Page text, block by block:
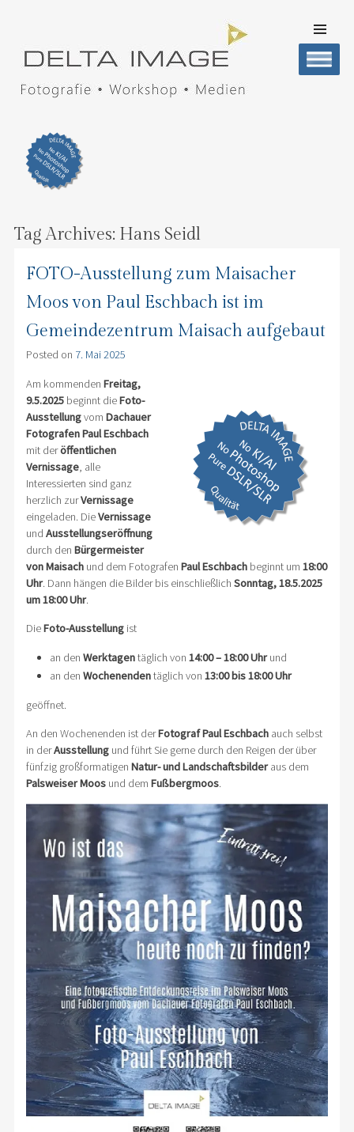
CONTENT
Tag Archives: Hans Seidl
FOTO-Ausstellung zum Maisacher
Moos von Paul Eschbach ist im
Gemeindezentrum Maisach aufgebaut
Posted on 7. Mai 2025
Am kommenden Freitag,
9.5.2025beginnt dieFoto-
Ausstellungvom Dachauer
FotografenPaul Eschbach
mit deröffentlichen
Vernissage, alle
Interessierten sind ganz
herzlich zurVernissage
eingeladen. DieVernissage
und Ausstellungseröffnung
durch den Bürgermeister
von Maisachund dem Fotografen Paul Eschbachbeginnt um 18:00
Uhr. Dann hängen die Bilder bis einschließlich Sonntag, 18.5.2025
um 18:00 Uhr.
DieFoto-Ausstellungist
an den Werktagentäglich von 14:00 – 18:00 Uhrund
an den Wochenendentäglich von 13:00 bis 18:00 Uhr
geöffnet.
An den Wochenenden ist derFotograf Paul Eschbachauch selbst
in derAusstellungund führt Sie gerne durch den Reigen der über
fünfzig großformatigen Natur- und Landschaftsbilderaus dem
Palsweiser Moosund dem Fußbergmoos.